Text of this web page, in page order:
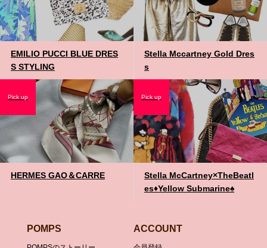
EMILIO PUCCI BLUE DRES
S STYLING
Stella Mccartney Gold Dres
s
HERMES GAO＆CARRE
Pick up
Stella McCartney×TheBeatl
es♦️Yellow Submarine♠️
Pick up
POMPS ACCOUNT